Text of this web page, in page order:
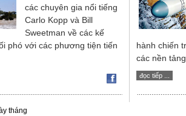
các chuyên gia nổi tiếng
Carlo Kopp và Bill
Sweetman về các kế
phó với các phương tiện tiến
hành chiến
các nền
đọc tiếp ...
tháng